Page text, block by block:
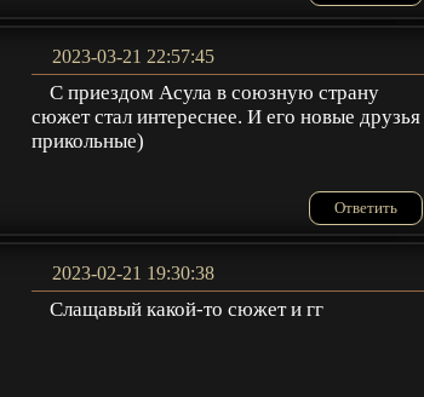
2023-03-21 22:57:45
С приездом Асула в союзную страну
сюжет стал интереснее. И его новые друзья
прикольные)
Ответить
2023-02-21 19:30:38
Слащавый какой-то сюжет и гг